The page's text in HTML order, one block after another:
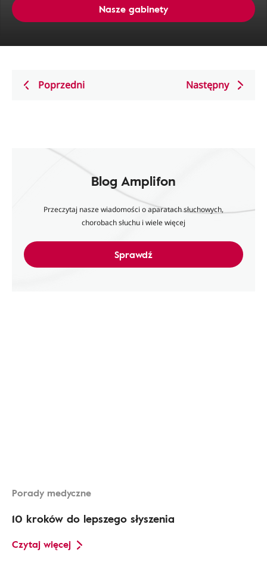
Nasze gabinety
Poprzedni Następny
Blog Amplifon
Przeczytaj nasze wiadomości o aparatach słuchowych,
chorobach słuchu i wiele więcej
Sprawdź
Porady medyczne
10 kroków do lepszego słyszenia
Czytaj więcej